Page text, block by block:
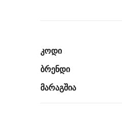
კოდი
ბრენდი
მარაგშია